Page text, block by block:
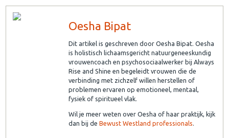
Oesha Bipat
Dit artikel is geschreven door Oesha Bipat. Oesha
is holistisch lichaamsgericht natuurgeneeskundig
vrouwencoach en psychosociaalwerker bij Always
Rise and Shine en begeleidt vrouwen die de
verbinding met zichzelf willen herstellen of
problemen ervaren op emotioneel, mentaal,
fysiek of spiritueel vlak.
Wil je meer weten over Oesha of haar praktijk, kijk
dan bij de Bewust Westland professionals.